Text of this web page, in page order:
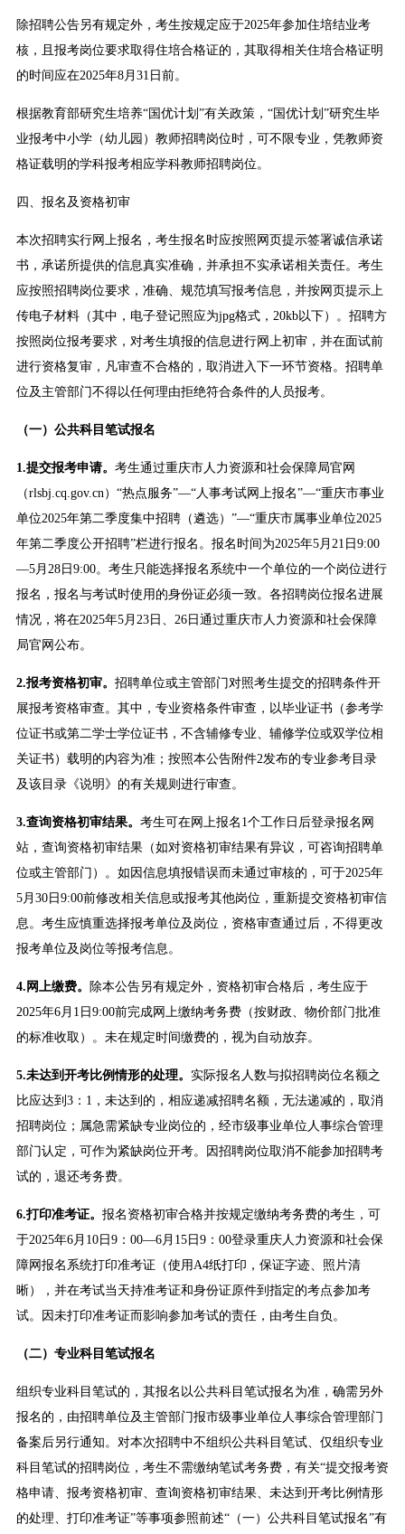
除招聘公告另有规定外，考生按规定应于2025年参加住培结业考
核，且报考岗位要求取得住培合格证的，其取得相关住培合格证明
的时间应在2025年8月31日前。
根据教育部研究生培养“国优计划”有关政策，“国优计划”研究生毕
业报考中小学（幼儿园）教师招聘岗位时，可不限专业，凭教师资
格证载明的学科报考相应学科教师招聘岗位。
四、报名及资格初审
本次招聘实行网上报名，考生报名时应按照网页提示签署诚信承诺
书，承诺所提供的信息真实准确，并承担不实承诺相关责任。考生
应按照招聘岗位要求，准确、规范填写报考信息，并按网页提示上
传电子材料（其中，电子登记照应为jpg格式，20kb以下）。招聘方
按照岗位报考要求，对考生填报的信息进行网上初审，并在面试前
进行资格复审，凡审查不合格的，取消进入下一环节资格。招聘单
位及主管部门不得以任何理由拒绝符合条件的人员报考。
（一） 公共科目笔试报名
1.提交报考申请。 考生通过重庆市人力资源和社会保障局官网
（rlsbj.cq.gov.cn）“热点服务”—“人事考试网上报名”—“重庆市事业
单位2025年第二季度集中招聘（遴选）”—“重庆市属事业单位2025
年第二季度公开招聘”栏进行报名。报名时间为2025年5月21日9:00
—5月28日9:00。考生只能选择报名系统中一个单位的一个岗位进行
报名，报名与考试时使用的身份证必须一致。各招聘岗位报名进展
情况，将在2025年5月23日、26日通过重庆市人力资源和社会保障
局官网公布。
2.报考资格初审。 招聘单位或主管部门对照考生提交的招聘条件开
展报考资格审查。其中，专业资格条件审查，以毕业证书（参考学
位证书或第二学士学位证书，不含辅修专业、辅修学位或双学位相
关证书）载明的内容为准；按照本公告附件2发布的专业参考目录
及该目录《说明》的有关规则进行审查。
3.查询资格初审结果。 考生可在网上报名1个工作日后登录报名网
站，查询资格初审结果（如对资格初审结果有异议，可咨询招聘单
位或主管部门）。如因信息填报错误而未通过审核的，可于2025年
5月30日9:00前修改相关信息或报考其他岗位，重新提交资格初审信
息。考生应慎重选择报考单位及岗位，资格审查通过后，不得更改
报考单位及岗位等报考信息。
4. 网上缴费。
除本公告另有规定外，资格初审合格后，考生应于
2025年6月1日9:00前完成网上缴纳考务费（按财政、物价部门批准
的标准收取）。未在规定时间缴费的，视为自动放弃。
5.未达到开考比例情形的处理。 实际报名人数与拟招聘岗位名额之
比应达到3：1，未达到的，相应递减招聘名额，无法递减的，取消
招聘岗位；属急需紧缺专业岗位的，经市级事业单位人事综合管理
部门认定，可作为紧缺岗位开考。因招聘岗位取消不能参加招聘考
试的，退还考务费。
6.打印准考证。 报名资格初审合格并按规定缴纳考务费的考生，可
于2025年6月10日9：00—6月15日9：00登录重庆人力资源和社会保
障网报名系统打印准考证（使用A4纸打印，保证字迹、照片清
晰），并在考试当天持准考证和身份证原件到指定的考点参加考
试。因未打印准考证而影响参加考试的责任，由考生自负。
（二）专业科目 笔试报名
组织专业科目笔试的，其报名以公共科目笔试报名为准，确需另外
报名的，由招聘单位及主管部门报市级事业单位人事综合管理部门
备案后另行通知。对本次招聘中不组织公共科目笔试、仅组织专业
科目笔试的招聘岗位，考生不需缴纳笔试考务费，有关“提交报考资
格申请、报考资格初审、查询资格初审结果、未达到开考比例情形
的处理、打印准考证”等事项参照前述“（一）公共科目笔试报名”有